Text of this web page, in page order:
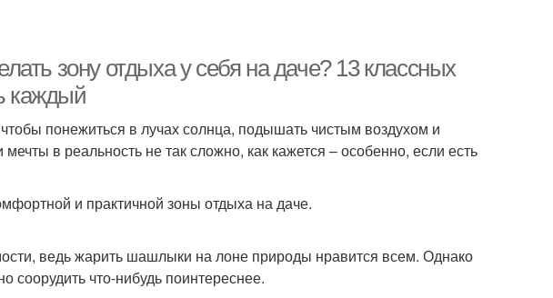
зону отдыха у себя на даче? 13 классных
каждый
понежиться в лучах солнца, подышать чистым воздухом и
мечты в реальность не так сложно, как кажется – особенно, если есть
и практичной зоны отдыха на даче.
ведь жарить шашлыки на лоне природы нравится всем. Однако
соорудить что-нибудь поинтереснее.